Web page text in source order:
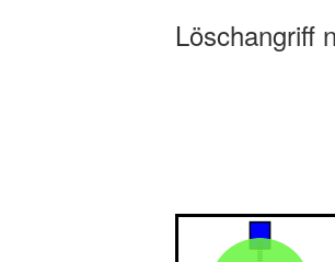
Löschangriff